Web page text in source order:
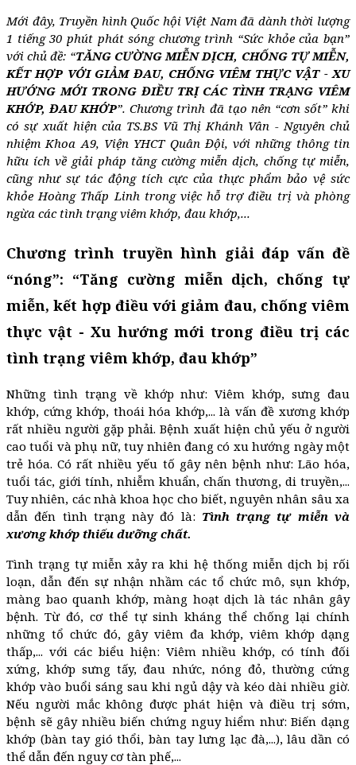
Mới đây, Truyền hình Quốc hội Việt Nam đã dành thời lượng
1 tiếng 30 phút phát sóng chương trình “Sức khỏe của bạn”
với chủ đề: “TĂNG CƯỜNG MIỄN DỊCH, CHỐNG TỰ MIỄN,
KẾT HỢP VỚI GIẢM ĐAU, CHỐNG VIÊM THỰC VẬT - XU
HƯỚNG MỚI TRONG ĐIỀU TRỊ CÁC TÌNH TRẠNG VIÊM
KHỚP, ĐAU KHỚP”. Chương trình đã tạo nên “cơn sốt” khi
có sự xuất hiện của TS.BS Vũ Thị Khánh Vân - Nguyên chủ
nhiệm Khoa A9, Viện YHCT Quân Đội, với những thông tin
hữu ích về giải pháp tăng cường miễn dịch, chống tự miễn,
cũng như sự tác động tích cực của thực phẩm bảo vệ sức
khỏe Hoàng Thấp Linh trong việc hỗ trợ điều trị và phòng
ngừa các tình trạng viêm khớp, đau khớp,...
Chương trình truyền hình giải đáp vấn đề
“nóng”: “Tăng cường miễn dịch, chống tự
miễn, kết hợp điều với giảm đau, chống viêm
thực vật - Xu hướng mới trong điều trị các
tình trạng viêm khớp, đau khớp”
Những tình trạng về khớp như: Viêm khớp, sưng đau
khớp, cứng khớp, thoái hóa khớp,... là vấn đề xương khớp
rất nhiều người gặp phải. Bệnh xuất hiện chủ yếu ở người
cao tuổi và phụ nữ, tuy nhiên đang có xu hướng ngày một
trẻ hóa. Có rất nhiều yếu tố gây nên bệnh như: Lão hóa,
tuổi tác, giới tính, nhiễm khuẩn, chấn thương, di truyền,...
Tuy nhiên, các nhà khoa học cho biết, nguyên nhân sâu xa
dẫn đến tình trạng này đó là: Tình trạng tự miễn và
xương khớp thiếu dưỡng chất.
Tình trạng tự miễn xảy ra khi hệ thống miễn dịch bị rối
loạn, dẫn đến sự nhận nhầm các tổ chức mô, sụn khớp,
màng bao quanh khớp, màng hoạt dịch là tác nhân gây
bệnh. Từ đó, cơ thể tự sinh kháng thể chống lại chính
những tổ chức đó, gây viêm đa khớp, viêm khớp dạng
thấp,... với các biểu hiện: Viêm nhiều khớp, có tính đối
xứng, khớp sưng tấy, đau nhức, nóng đỏ, thường cứng
khớp vào buổi sáng sau khi ngủ dậy và kéo dài nhiều giờ.
Nếu người mắc không được phát hiện và điều trị sớm,
bệnh sẽ gây nhiều biến chứng nguy hiểm như: Biến dạng
khớp (bàn tay gió thổi, bàn tay lưng lạc đà,...), lâu dần có
thể dẫn đến nguy cơ tàn phế,...